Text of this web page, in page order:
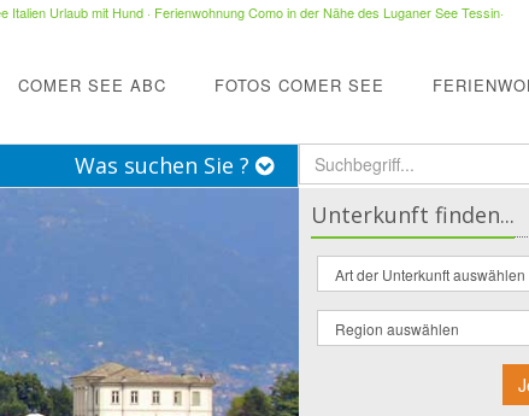
Italien Urlaub mit Hund· Ferienwohnung Como in der Nähe des Luganer See Tessin·
COMER SEE ABC FOTOS COMER SEE
Was suchen Sie ?
Unterkunft finden...